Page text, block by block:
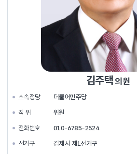
김주택의원
소속정당
더불어민주당
직 위
위원
전화번호
010-6785-2524
선거구
김제시 제1선거구